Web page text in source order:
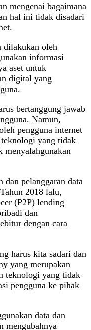
mengenai bagaimana
hal ini tidak disadari
dilakukan oleh
informasi
aset untuk
digital yang
bertanggung jawab
Namun,
pengguna internet
teknologi yang tidak
menyalahgunakan
dan pelanggaran data
2018 lalu,
(P2P) lending
dan
dengan cara
harus kita sadari dan
yang merupakan
teknologi yang tidak
pengguna ke pihak
data dan
mengubahnya